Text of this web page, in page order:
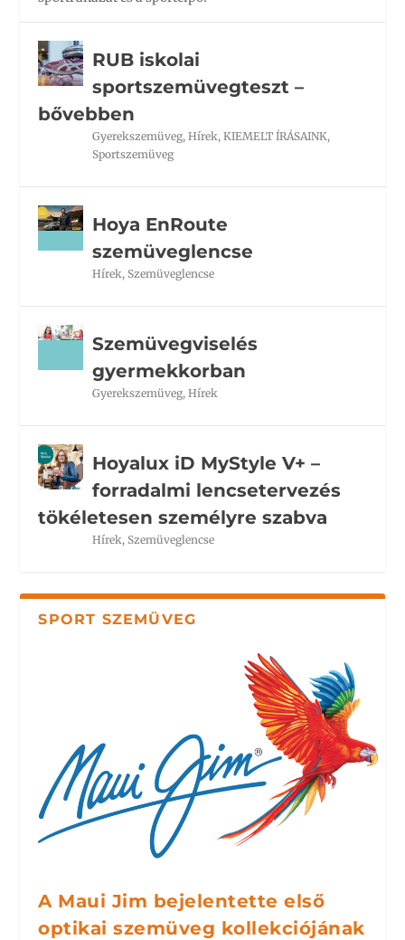
RUB iskolai
sportszemüvegteszt –
bővebben
Gyerekszemüveg,Hírek,KIEMELT ÍRÁSAINK,
Sportszemüveg
Hoya EnRoute
szemüveglencse
Hírek, Szemüveglencse
Szemüvegviselés
gyermekkorban
Gyerekszemüveg,Hírek
Hoyalux iD MyStyle V+ –
forradalmi lencsetervezés
tökéletesen személyre szabva
Hírek, Szemüveglencse
SPORT SZEMÜVEG
A Maui Jim bejelentette első
optikai szemüveg kollekciójának